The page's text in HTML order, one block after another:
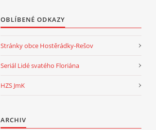
OBLÍBENÉ ODKAZY
Stránky obce Hostěrádky-Rešov
Seriál Lidé svatého Floriána
HZS JmK
ARCHIV